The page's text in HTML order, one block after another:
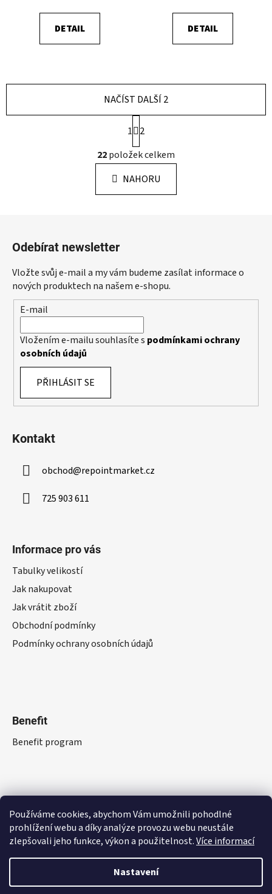
Používáme cookies, abychom Vám umožnili pohodlné
prohlížení webu a díky analýze provozu webu neustále
zlepšovali jeho funkce, výkon a použitelnost.Více informací
Nastavení
DETAIL DETAIL
O
v
á
d
v
k
v
ý
p
NAČÍST DALŠÍ 2
S
t
r
á
n
k
1
2
22položek celkem
NAHORU
Odebírat newsletter
Vložte svůj e-mail a my vám budeme zasílat informace o
nových produktech na našem e-shopu.
E-mail
Vložením e-mailu souhlasíte s podmínkami ochrany
osobních údajů
PŘIHLÁSIT SE
Kontakt
obchod@repointmarket.cz
725 903 611
Informace pro vás
Tabulky velikostí
Jak nakupovat
Jak vrátit zboží
Obchodní podmínky
Podmínky ochrany osobních údajů
Benefit
Benefit program